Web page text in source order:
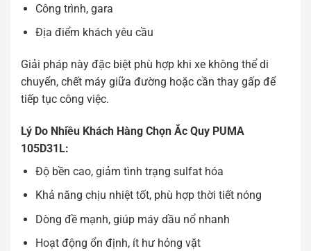
Công trình, gara
Địa điểm khách yêu cầu
Giải pháp này đặc biệt phù hợp khi xe không thể di
chuyển, chết máy giữa đường hoặc cần thay gấp để
tiếp tục công việc.
Lý Do Nhiều Khách Hàng Chọn Ắc Quy PUMA
105D31L:
Độ bền cao, giảm tình trạng sulfat hóa
Khả năng chịu nhiệt tốt, phù hợp thời tiết nóng
Dòng đề mạnh, giúp máy dầu nổ nhanh
Hoạt động ổn định, ít hư hỏng vặt